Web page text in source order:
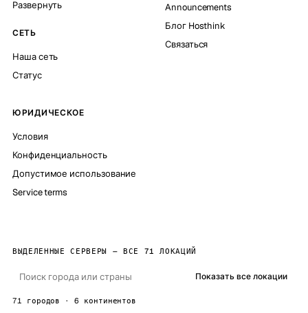
Развернуть
СЕТЬ
Наша сеть
Статус
Announcements
Блог Hosthink
Связаться
ЮРИДИЧЕСКОЕ
Условия
Конфиденциальность
Допустимое использование
Service terms
ВЫДЕЛЕННЫЕ СЕРВЕРЫ — ВСЕ 71 ЛОКАЦИЙ
Показать все локации
71 городов · 6 континентов